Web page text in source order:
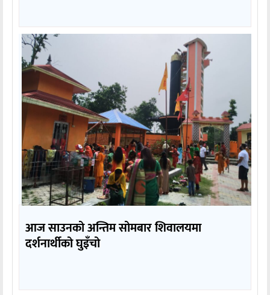
आज साउनको अन्तिम सोमबार शिवालयमा
दर्शनार्थीको घुइँचो